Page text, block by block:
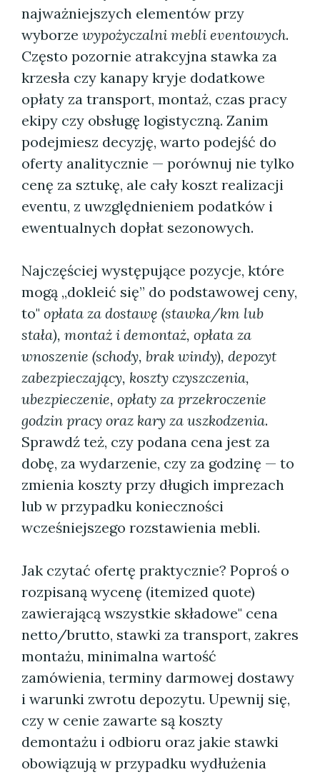
najważniejszych elementów przy
wyborze wypożyczalni mebli eventowych.
Często pozornie atrakcyjna stawka za
krzesła czy kanapy kryje dodatkowe
opłaty za transport, montaż, czas pracy
ekipy czy obsługę logistyczną. Zanim
podejmiesz decyzję, warto podejść do
oferty analitycznie — porównuj nie tylko
cenę za sztukę, ale cały koszt realizacji
eventu, z uwzględnieniem podatków i
ewentualnych dopłat sezonowych.
Najczęściej występujące pozycje, które
mogą „dokleić się” do podstawowej ceny,
to" opłata za dostawę (stawka/km lub
stała), montaż i demontaż, opłata za
wnoszenie (schody, brak windy), depozyt
zabezpieczający, koszty czyszczenia,
ubezpieczenie, opłaty za przekroczenie
godzin pracy oraz kary za uszkodzenia.
Sprawdź też, czy podana cena jest za
dobę, za wydarzenie, czy za godzinę — to
zmienia koszty przy długich imprezach
lub w przypadku konieczności
wcześniejszego rozstawienia mebli.
Jak czytać ofertę praktycznie? Poproś o
rozpisaną wycenę (itemized quote)
zawierającą wszystkie składowe" cena
netto/brutto, stawki za transport, zakres
montażu, minimalna wartość
zamówienia, terminy darmowej dostawy
i warunki zwrotu depozytu. Upewnij się,
czy w cenie zawarte są koszty
demontażu i odbioru oraz jakie stawki
obowiązują w przypadku wydłużenia